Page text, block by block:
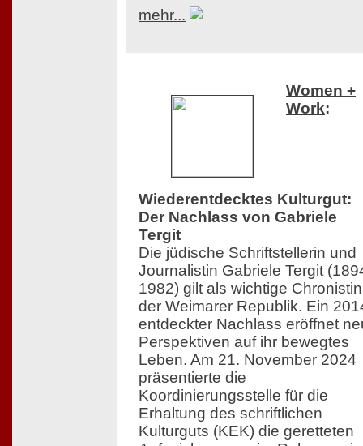
mehr...
Women +
Work:
Wiederentdecktes Kulturgut:
Der Nachlass von Gabriele
Tergit
Die jüdische Schriftstellerin und
Journalistin Gabriele Tergit
1982) gilt als wichtige Chronistin
der Weimarer Republik. Ein
entdeckter Nachlass eröffnet
Perspektiven auf ihr bewegtes
Leben. Am 21. November 2024
präsentierte die
Koordinierungsstelle für die
Erhaltung des schriftlichen
Kulturguts (KEK) die geretteten